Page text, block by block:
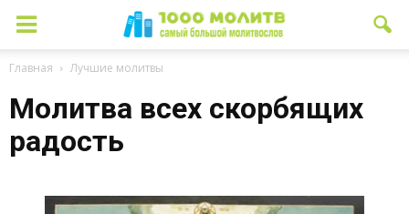
Главная Лучшие молитвы
Молитва всех скорбящих
радость